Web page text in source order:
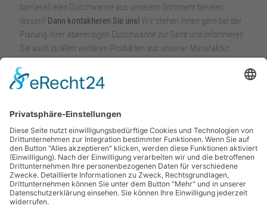
barrierefreien Duschwanne aus unserem Sortiment beraten
lassen? Dann kontaktieren Sie uns! Wir stehen Ihnen gern bei der
Planung Ihrer ebenerdigen Duschwanne zur Seite und informieren
Sie auch zu allen weiteren Produkten aus unserer Manufaktur.